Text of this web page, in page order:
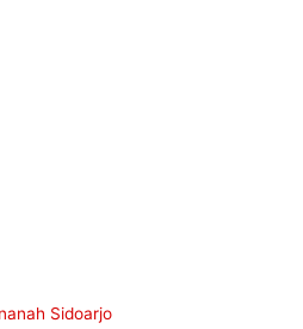
Sidoarjo